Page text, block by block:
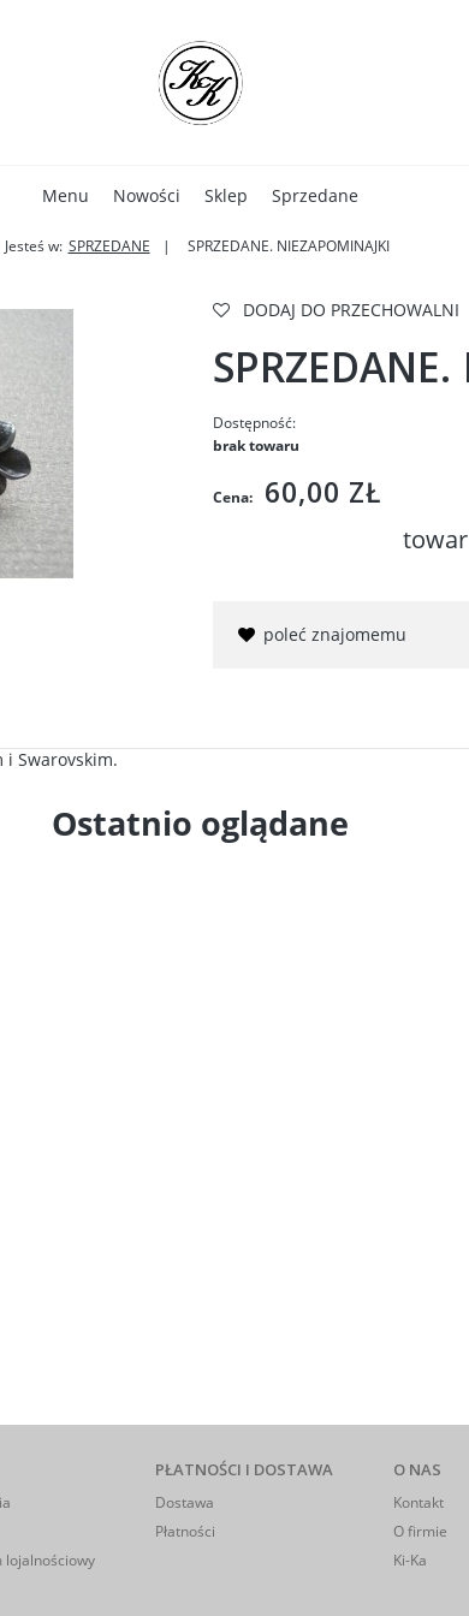
Menu Nowości Sklep Sprzedane
Jesteś w: SPRZEDANE SPRZEDANE. NIEZAPOMINAJKI
DODAJ DO PRZECHOWALNI
Dostępność:
brak towaru
Cena: 60,00 ZŁ
poleć znajomemu
i Swarovskim.
Ostatnio oglądane
lojalnościowy
PŁATNOŚCI I DOSTAWA
Dostawa
Płatności
O NAS
Kontakt
O firmie
Ki-Ka